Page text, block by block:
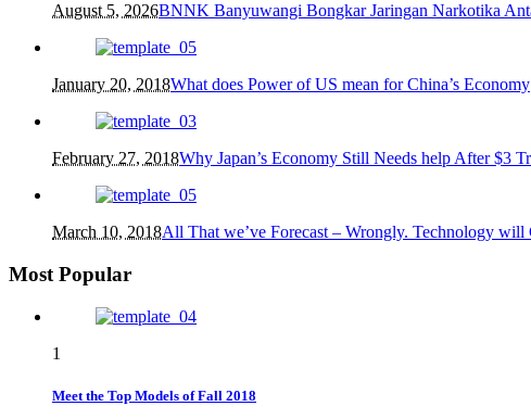
August 5, 2026BNNK Banyuwangi Bongkar Jaringan Narkotika
January 20, 2018What does Power of US mean for China’s Economy
February 27, 2018Why Japan’s Economy Still Needs help After $3
March 10, 2018All That we’ve Forecast – Wrongly. Technology will
Most Popular
1
Meet the Top Models of Fall 2018